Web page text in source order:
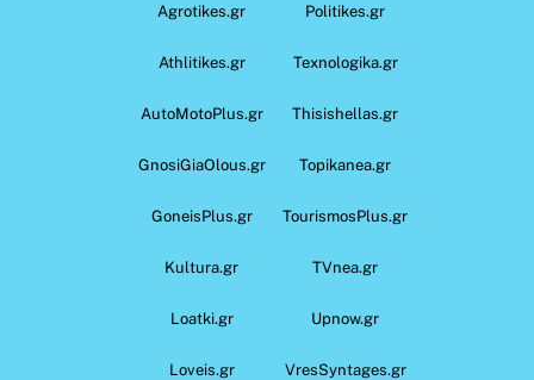
Agrotikes.gr Politikes.gr
Athlitikes.gr Texnologika.gr
AutoMotoPlus.gr Thisishellas.gr
GnosiGiaOlous.gr Topikanea.gr
GoneisPlus.gr TourismosPlus.gr
Kultura.gr TVnea.gr
Loatki.gr Upnow.gr
Loveis.gr VresSyntages.gr